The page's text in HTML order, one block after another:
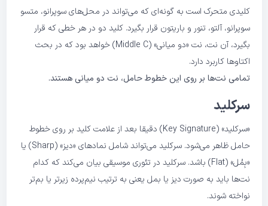
کلیدی متحرک است به گونه‌ای که می‌تواند در محل‌های سوپرانو، متسو
سوپرانو، آلتو، تنور و باریتون قرار بگیرد. کلید دو در هر خطی که قرار
بگیرد، آن نت، نت «دو میانی» (Middle C) خواهد بود که در بحث
اکتاوها کاربرد دارد.
تمامی نت‌ها بر روی این خطوط حامل، نت دو میانی هستند.
سرکلید
«سرکلید» (Key Signature) دقیقا بعد از علامت کلید بر روی خطوط
حامل ظاهر می‌شود. سرکلید می‌تواند شامل نمادهای «دیز» (Sharp) یا
«بِمُل» (Flat) باشد. سرکلید در تئوری موسیقی بیان می‌کند که کدام
نت‌ها باید به صورت دیز یا بمل یعنی به ترتیب نیم‌پرده زیرتر یا بم‌تر
نواخته شوند.